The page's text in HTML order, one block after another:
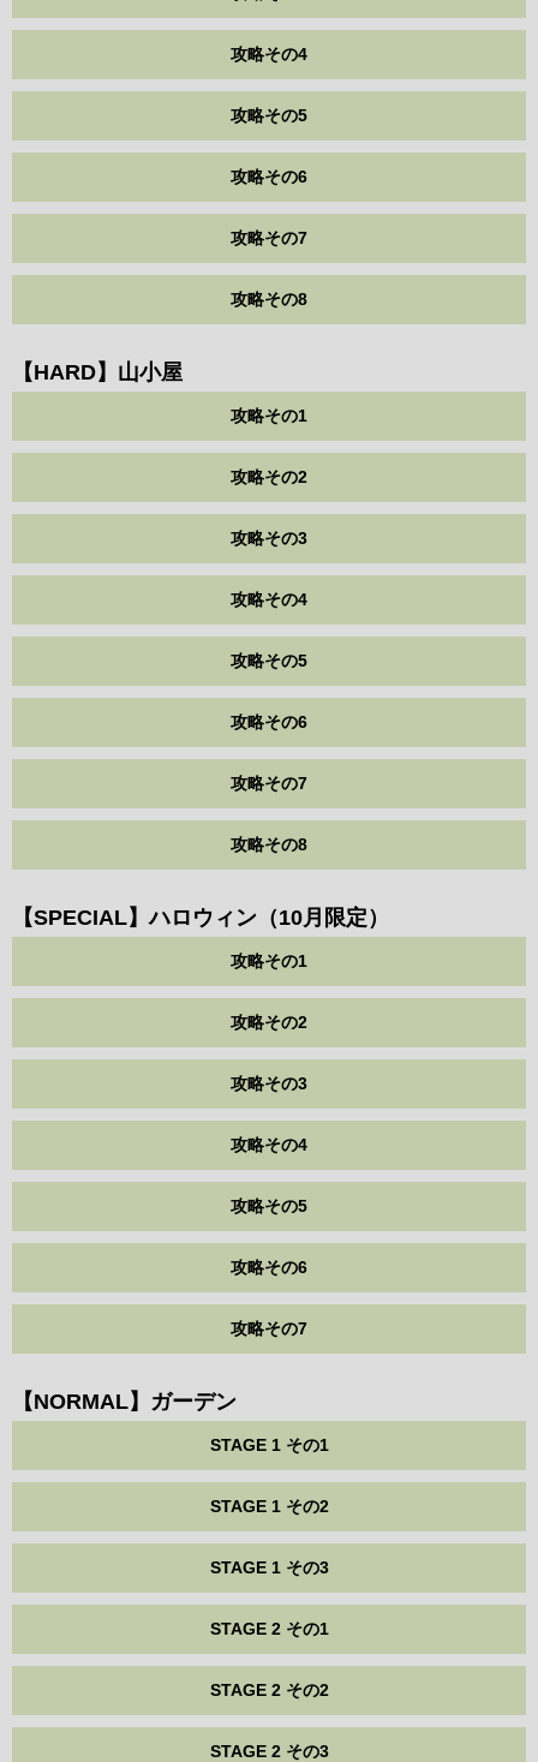
攻略その4
攻略その5
攻略その6
攻略その7
攻略その8
【HARD】山小屋
攻略その1
攻略その2
攻略その3
攻略その4
攻略その5
攻略その6
攻略その7
攻略その8
【SPECIAL】ハロウィン（10月限定）
攻略その1
攻略その2
攻略その3
攻略その4
攻略その5
攻略その6
攻略その7
【NORMAL】ガーデン
STAGE 1 その1
STAGE 1 その2
STAGE 1 その3
STAGE 2 その1
STAGE 2 その2
STAGE 2 その3